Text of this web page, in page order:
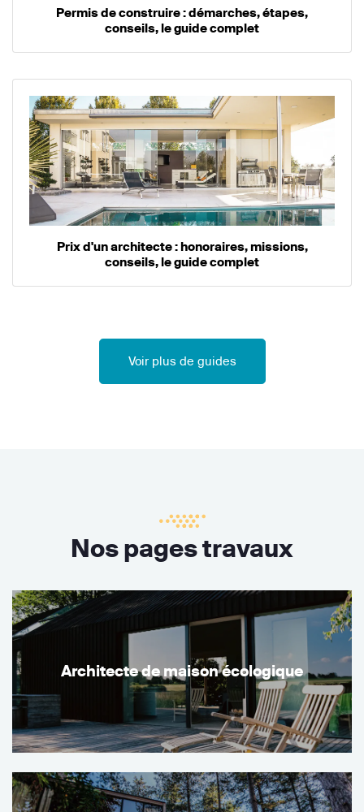
Permis de construire : démarches, étapes,
conseils, le guide complet
Prix d'un architecte : honoraires, missions,
conseils, le guide complet
Voir plus de guides
Nos pages travaux
Architecte de maison écologique